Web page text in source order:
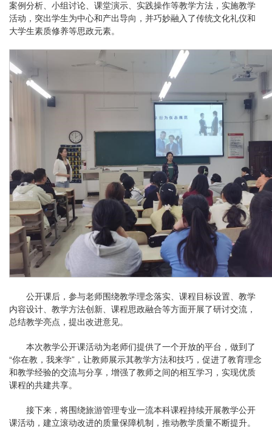
案例分析、小组讨论、课堂演示、实践操作等教学方法，实施教学
活动，突出学生为中心和产出导向，并巧妙融入了传统文化礼仪和
大学生素质修养等思政元素。
公开课后，参与老师围绕教学理念落实、课程目标设置、教学
内容设计、教学方法创新、课程思政融合等方面开展了研讨交流，
总结教学亮点，提出改进意见。
本次教学公开课活动为老师们提供了一个开放的平台，做到了
“你在教，我来学”，让教师展示其教学方法和技巧，促进了教育理念
和教学经验的交流与分享，增强了教师之间的相互学习，实现优质
课程的共建共享。
接下来，将围绕旅游管理专业一流本科课程持续开展教学公开
课活动，建立滚动改进的质量保障机制，推动教学质量不断提升。